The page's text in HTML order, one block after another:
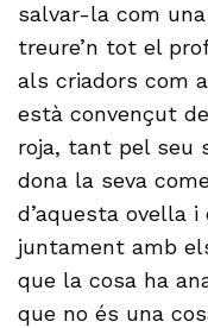
salvar-la com
treure’n tot el
als criadors com
està convençut
roja, tant pel seu
dona la seva
d’aquesta ovella
juntament amb
que la cosa ha
que no és una